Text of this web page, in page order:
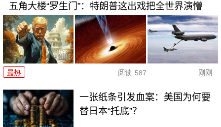
五角大楼“罗生门”：特朗普这出戏把全世界演懵
最热 阅读 587 刚刚
一张纸条引发血案：美国为何要
替日本“托底”？